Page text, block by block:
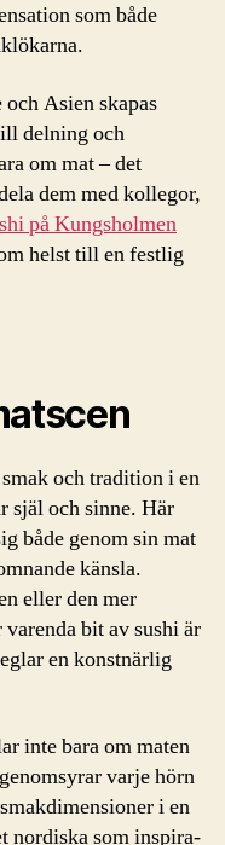
som både
Asien skapas
delning och
om mat – det
dem med kollegor,
på Kungsholmen
helst till en festlig
och tradition i en
själ och sinne. Här
både genom sin mat
känsla.
eller den mer
bit av sushi är
en konstnärlig
inte bara om maten
varje hörn
i en
nordiska som inspira­